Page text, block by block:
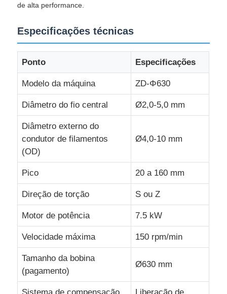
linha da extrusão do fio
máquina de encalhamento do fio
Máquina de enrolar de dupla torção
Máquina Blindada
Máquina de embalagem
máquina de cablagem
fio que coloca a máquina
de alta performance.
Especificações técnicas
Ponto Especificações
Modelo da máquina ZD-Φ630
Diâmetro do fio central Ø2,0-5,0 mm
Diâmetro externo do
condutor de filamentos
(OD)
Ø4,0-10 mm
Pico 20 a 160 mm
Direção de torção S ou Z
Motor de potência 7.5 kW
Velocidade máxima 150 rpm/min
Tamanho da bobina
(pagamento)
Ø630 mm
Sistema de compensação
Liberação de